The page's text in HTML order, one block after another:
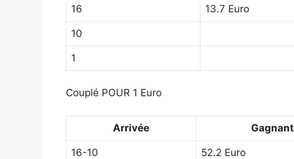
16 13.7 Euro
10
1
Couplé POUR 1 Euro
Arrivée Gagnant
16-10 52.2 Euro